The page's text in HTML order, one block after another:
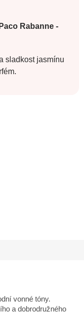
Paco Rabanne -
sladkost jasmínu
vonné tóny.
a dobrodružného